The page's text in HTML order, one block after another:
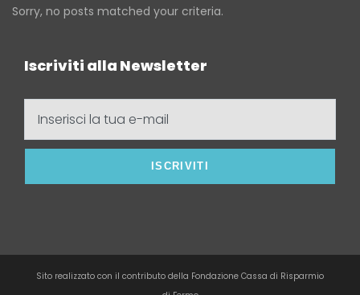
Sorry, no posts matched your criteria.
Iscriviti alla Newsletter
tua
mail
Sito realizzato con il contributo della Fondazione Cassa di Risparmio